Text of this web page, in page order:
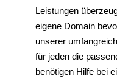
Leistungen
eigene Domain
unserer
für jeden die
benötigen Hilfe bei